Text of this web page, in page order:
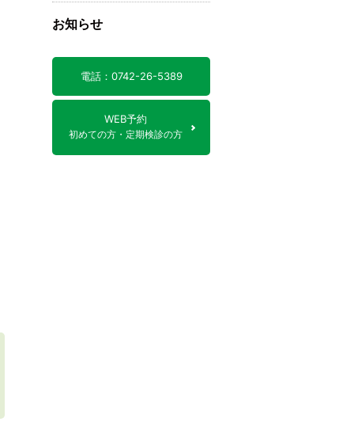
お知らせ
電話：0742-26-5389
WEB予約
初めての方・定期検診の方